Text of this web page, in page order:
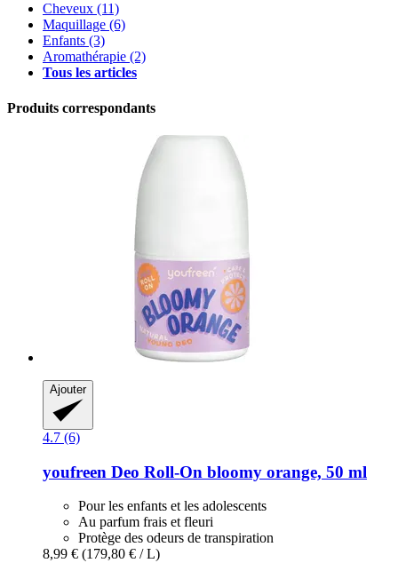
Cheveux (11)
Maquillage (6)
Enfants (3)
Aromathérapie (2)
Tous les articles
Produits correspondants
Ajouter
4.7 (6)
youfreen Deo Roll-​On bloomy orange, 50 ml
Pour les enfants et les adolescents
Au parfum frais et fleuri
Protège des odeurs de transpiration
8,99 € (179,80 € / L)